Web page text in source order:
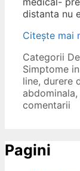
distanta nu
Citește mai
Categorii
Simptome
line, durere
abdominala,
comentarii
Pagini